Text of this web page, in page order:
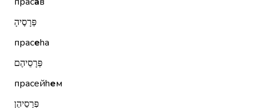
פְּרָסֶיהָ
прасеhа
פְּרָסֵיהֶם
прасейhем
פְּרָסֵיהֶן